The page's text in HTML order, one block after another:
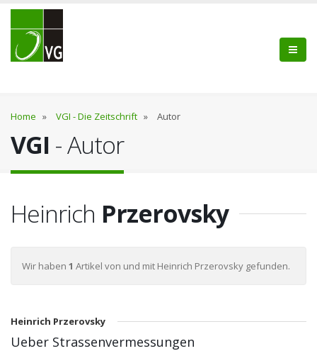
Home » VGI - Die Zeitschrift » Autor
VGI - Autor
Heinrich Przerovsky
Wir haben 1 Artikel von und mit Heinrich Przerovsky gefunden.
Heinrich Przerovsky
Ueber Strassenvermessungen